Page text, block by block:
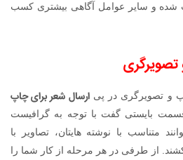
شده و سایر عوامل آگاهی بیشتری کسب
تصویرگری
و تصویرگری در پیارسال شعر برای چاپ
بایستی گفت با توجه به گرافیست
متناسب با نوشته ‌هایتان، تصاویر با
از طرفی در هر مرحله از کار شما را